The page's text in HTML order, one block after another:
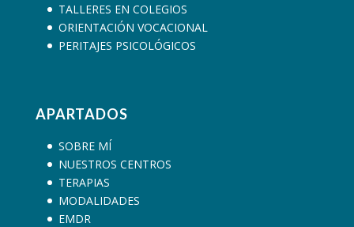
TALLERES EN COLEGIOS
ORIENTACIÓN VOCACIONAL
PERITAJES PSICOLÓGICOS
APARTADOS
SOBRE MÍ
NUESTROS CENTROS
TERAPIAS
MODALIDADES
EMDR